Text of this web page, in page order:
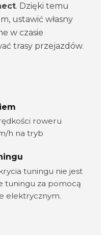
. Dzięki temu
ustawić własny
w czasie
trasy przejazdów.
roweru
h na tryb
tuningu nie jest
tuningu za pomocą
elektrycznym.